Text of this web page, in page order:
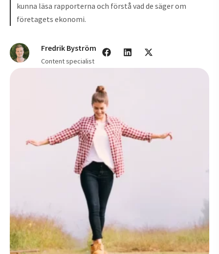
kunna läsa rapporterna och förstå vad de säger om
företagets ekonomi.
Fredrik Byström
Content specialist